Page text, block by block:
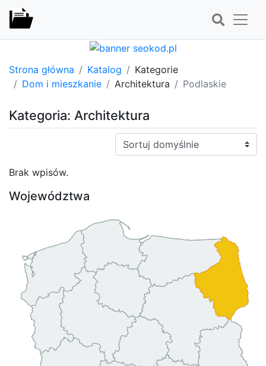
Strona główna Katalog
Kategorie
Dom i mieszkanie
Architektura Podlaskie
Kategoria: Architektura
Sortuj:
Brak wpisów.
Województwa